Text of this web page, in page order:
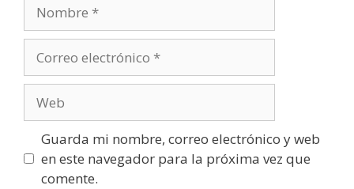
Guarda mi nombre, correo electrónico y web
en este navegador para la próxima vez que
comente.